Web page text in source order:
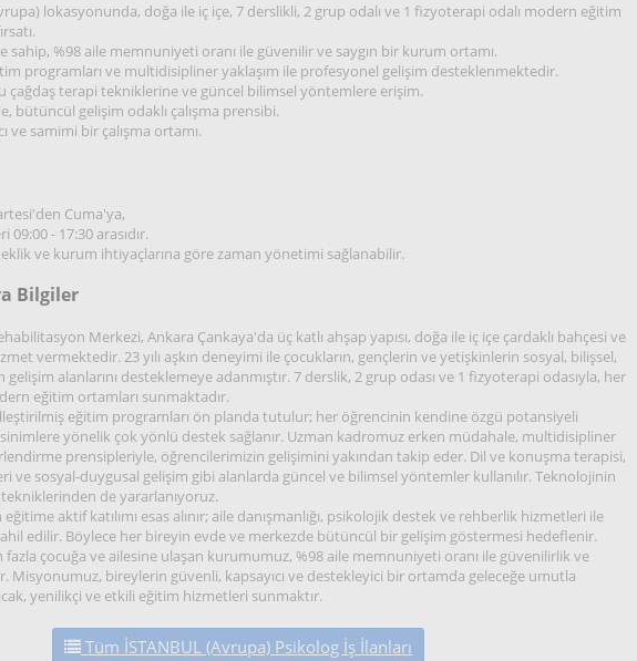
lokasyonunda, doğa ile iç içe, 7 derslikli, 2 grup odalı ve 1 fizyoterapi odalı modern eğitim
sahip, %98 aile memnuniyeti oranı ile güvenilir ve saygın bir kurum ortamı.
programları ve multidisipliner yaklaşım ile profesyonel gelişim desteklenmektedir.
çağdaş terapi tekniklerine ve güncel bilimsel yöntemlere erişim.
bütüncül gelişim odaklı çalışma prensibi.
ve samimi bir çalışma ortamı.
Cuma'ya,
09:00 - 17:30 arasıdır.
ve kurum ihtiyaçlarına göre zaman yönetimi sağlanabilir.
Bilgiler
Merkezi, Ankara Çankaya'da üç katlı ahşap yapısı, doğa ile iç içe çardaklı bahçesi ve
vermektedir. 23 yılı aşkın deneyimi ile çocukların, gençlerin ve yetişkinlerin sosyal, bilişsel,
alanlarını desteklemeye adanmıştır. 7 derslik, 2 grup odası ve 1 fizyoterapi odasıyla, her
eğitim ortamları sunmaktadır.
eğitim programları ön planda tutulur; her öğrencinin kendine özgü potansiyeli
yönelik çok yönlü destek sağlanır. Uzman kadromuz erken müdahale, multidisipliner
prensipleriyle, öğrencilerimizin gelişimini yakından takip eder. Dil ve konuşma terapisi,
ve sosyal-duygusal gelişim gibi alanlarda güncel ve bilimsel yöntemler kullanılır. Teknolojinin
de yararlanıyoruz.
aktif katılımı esas alınır; aile danışmanlığı, psikolojik destek ve rehberlik hizmetleri ile
edilir. Böylece her bireyin evde ve merkezde bütüncül bir gelişim göstermesi hedeflenir.
fazla çocuğa ve ailesine ulaşan kurumumuz, %98 aile memnuniyeti oranı ile güvenilirlik ve
Misyonumuz, bireylerin güvenli, kapsayıcı ve destekleyici bir ortamda geleceğe umutla
yenilikçi ve etkili eğitim hizmetleri sunmaktır.
Tüm İSTANBUL (Avrupa) Psikolog İş İlanları